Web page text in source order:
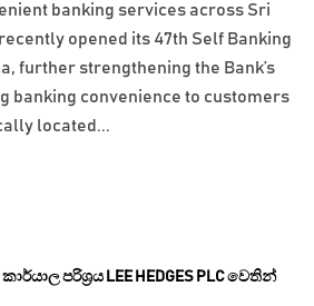
පරිශ්‍රය LEE HEDGES PLC වෙතින්
banking services across Sri
opened its 47th Self Banking
further strengthening the Bank’s
banking convenience to customers
located...